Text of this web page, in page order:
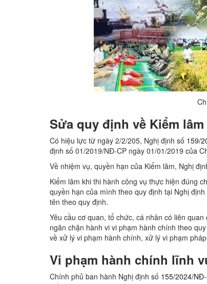
Sửa quy định về Kiểm
Có hiệu lực từ ngày 2/2/205, Nghị định số 159/
định số 01/2019/NĐ-CP ngày 01/01/2019 của
Về nhiệm vụ, quyền hạn của Kiểm lâm, Nghị
Kiểm lâm khi thi hành công vụ thực hiện đúng
quyền hạn của mình theo quy định tại Nghị
tên theo quy định.
Yêu cầu cơ quan, tổ chức, cá nhân có liên
ngăn chặn hành vi vi phạm hành chính theo
về xử lý vi phạm hành chính, xử lý vi phạm
Vi phạm hành chính lĩnh
Chính phủ ban hành Nghị định số 155/2024/